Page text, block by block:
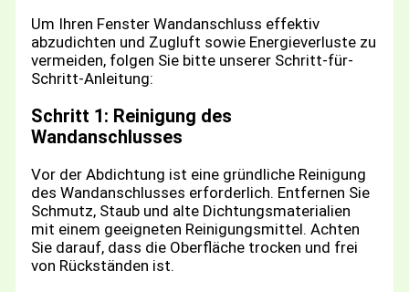
Um Ihren Fenster Wandanschluss effektiv
abzudichten und Zugluft sowie Energieverluste zu
vermeiden, folgen Sie bitte unserer Schritt-für-
Schritt-Anleitung:
Schritt 1: Reinigung des
Wandanschlusses
Vor der Abdichtung ist eine gründliche Reinigung
des Wandanschlusses erforderlich. Entfernen Sie
Schmutz, Staub und alte Dichtungsmaterialien
mit einem geeigneten Reinigungsmittel. Achten
Sie darauf, dass die Oberfläche trocken und frei
von Rückständen ist.